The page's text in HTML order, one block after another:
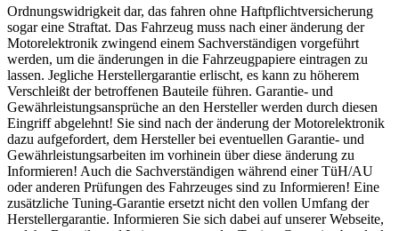
Ordnungswidrigkeit dar, das fahren ohne Haftpflichtversicherung
sogar eine Straftat. Das Fahrzeug muss nach einer änderung der
Motorelektronik zwingend einem Sachverständigen vorgeführt
werden, um die änderungen in die Fahrzeugpapiere eintragen zu
lassen. Jegliche Herstellergarantie erlischt, es kann zu höherem
Verschleißt der betroffenen Bauteile führen. Garantie- und
Gewährleistungsansprüche an den Hersteller werden durch diesen
Eingriff abgelehnt! Sie sind nach der änderung der Motorelektronik
dazu aufgefordert, dem Hersteller bei eventuellen Garantie- und
Gewährleistungsarbeiten im vorhinein über diese änderung zu
Informieren! Auch die Sachverständigen während einer TüH/AU
oder anderen Prüfungen des Fahrzeuges sind zu Informieren! Eine
zusätzliche Tuning-Garantie ersetzt nicht den vollen Umfang der
Herstellergarantie. Informieren Sie sich dabei auf unserer Webseite,